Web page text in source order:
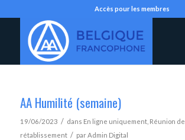
Accès pour les membres
AA Humilité (semaine)
19/06/2023 / dans En ligne uniquement, Réunion de
rétablissement / parAdmin Digital